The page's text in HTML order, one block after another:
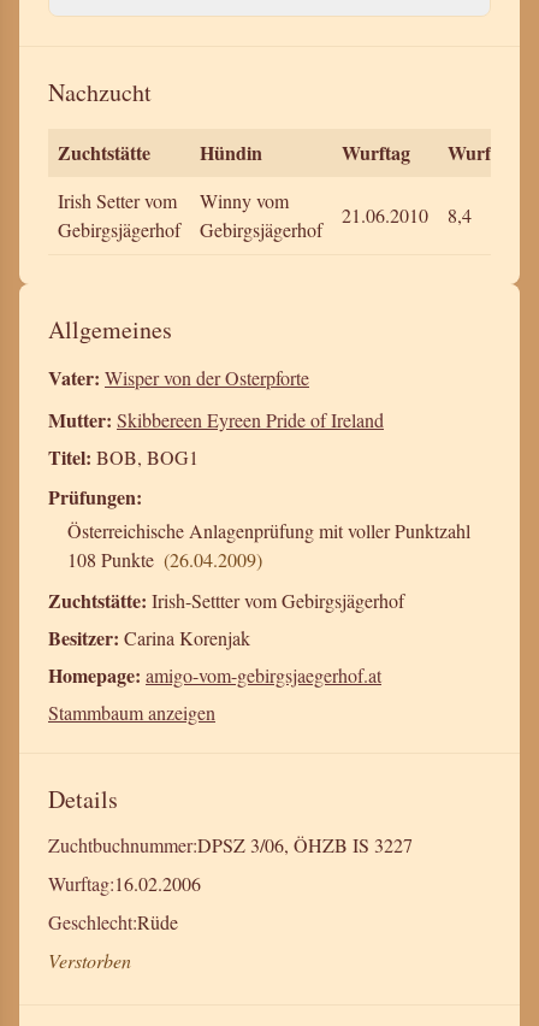
Nachzucht
Zuchtstätte Hündin Wurftag Wurfstärke
Irish Setter vom
Gebirgsjägerhof
Winny vom
Gebirgsjägerhof
21.06.2010 8,4
Allgemeines
Vater: Wisper von der Osterpforte
Mutter: Skibbereen Eyreen Pride of Ireland
Titel: BOB, BOG1
Prüfungen:
Österreichische Anlagenprüfung mit voller Punktzahl
108 Punkte (26.04.2009)
Zuchtstätte: Irish-Settter vom Gebirgsjägerhof
Besitzer: Carina Korenjak
Homepage: amigo-vom-gebirgsjaegerhof.at
Stammbaum anzeigen
Details
Zuchtbuchnummer:DPSZ 3/06, ÖHZB IS 3227
Wurftag:16.02.2006
Geschlecht:Rüde
Verstorben